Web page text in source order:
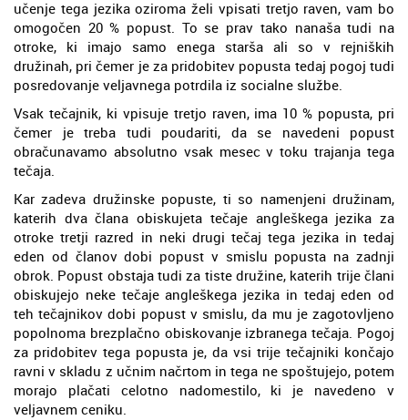
učenje tega jezika oziroma želi vpisati tretjo raven, vam bo
omogočen 20 % popust. To se prav tako nanaša tudi na
otroke, ki imajo samo enega starša ali so v rejniških
družinah, pri čemer je za pridobitev popusta tedaj pogoj tudi
posredovanje veljavnega potrdila iz socialne službe.
Vsak tečajnik, ki vpisuje tretjo raven, ima 10 % popusta, pri
čemer je treba tudi poudariti, da se navedeni popust
obračunavamo absolutno vsak mesec v toku trajanja tega
tečaja.
Kar zadeva družinske popuste, ti so namenjeni družinam,
katerih dva člana obiskujeta tečaje angleškega jezika za
otroke tretji razred in neki drugi tečaj tega jezika in tedaj
eden od članov dobi popust v smislu popusta na zadnji
obrok. Popust obstaja tudi za tiste družine, katerih trije člani
obiskujejo neke tečaje angleškega jezika in tedaj eden od
teh tečajnikov dobi popust v smislu, da mu je zagotovljeno
popolnoma brezplačno obiskovanje izbranega tečaja. Pogoj
za pridobitev tega popusta je, da vsi trije tečajniki končajo
ravni v skladu z učnim načrtom in tega ne spoštujejo, potem
morajo plačati celotno nadomestilo, ki je navedeno v
veljavnem ceniku.